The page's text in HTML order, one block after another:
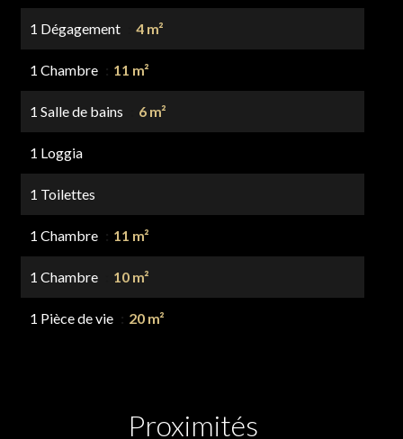
1 Dégagement 4 m²
1 Chambre 11 m²
1 Salle de bains 6 m²
1 Loggia
1 Toilettes
1 Chambre 11 m²
1 Chambre 10 m²
1 Pièce de vie 20 m²
Proximités